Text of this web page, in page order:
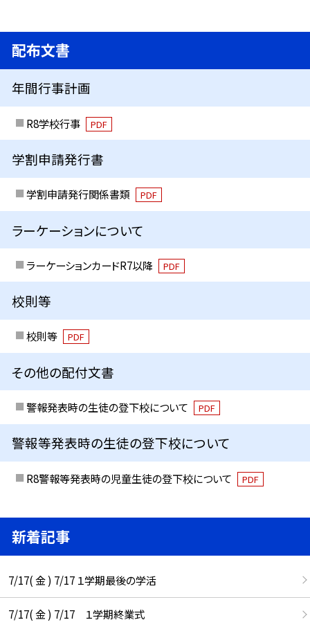
配布文書
年間行事計画
R8学校行事 PDF
学割申請発行書
学割申請発行関係書類 PDF
ラーケーションについて
ラーケーションカードR7以降 PDF
校則等
校則等 PDF
その他の配付文書
警報発表時の生徒の登下校について PDF
警報等発表時の生徒の登下校について
R8警報等発表時の児童生徒の登下校について PDF
新着記事
7/17( 金 ) 7/17 １学期最後の学活
7/17( 金 ) 7/17 １学期終業式